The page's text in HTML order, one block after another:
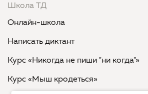
Школа ТД
Онлайн-школа
Написать диктант
Курс «Никогда не пиши "ни когда"»
Курс «Мыш кродеться»